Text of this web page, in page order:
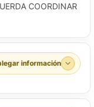
COORDINAR
información